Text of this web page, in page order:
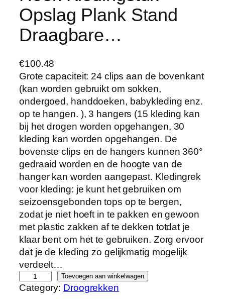
Opslag Plank Stand
Draagbare…
€100.48
Grote capaciteit: 24 clips aan de bovenkant
(kan worden gebruikt om sokken,
ondergoed, handdoeken, babykleding enz.
op te hangen. ), 3 hangers (15 kleding kan
bij het drogen worden opgehangen, 30
kleding kan worden opgehangen. De
bovenste clips en de hangers kunnen 360°
gedraaid worden en de hoogte van de
hanger kan worden aangepast. Kledingrek
voor kleding: je kunt het gebruiken om
seizoensgebonden tops op te bergen,
zodat je niet hoeft in te pakken en gewoon
met plastic zakken af te dekken totdat je
klaar bent om het te gebruiken. Zorg ervoor
dat je de kleding zo gelijkmatig mogelijk
verdeelt…
A
Toevoegen aan winkelwagen
Category: Droogrekken